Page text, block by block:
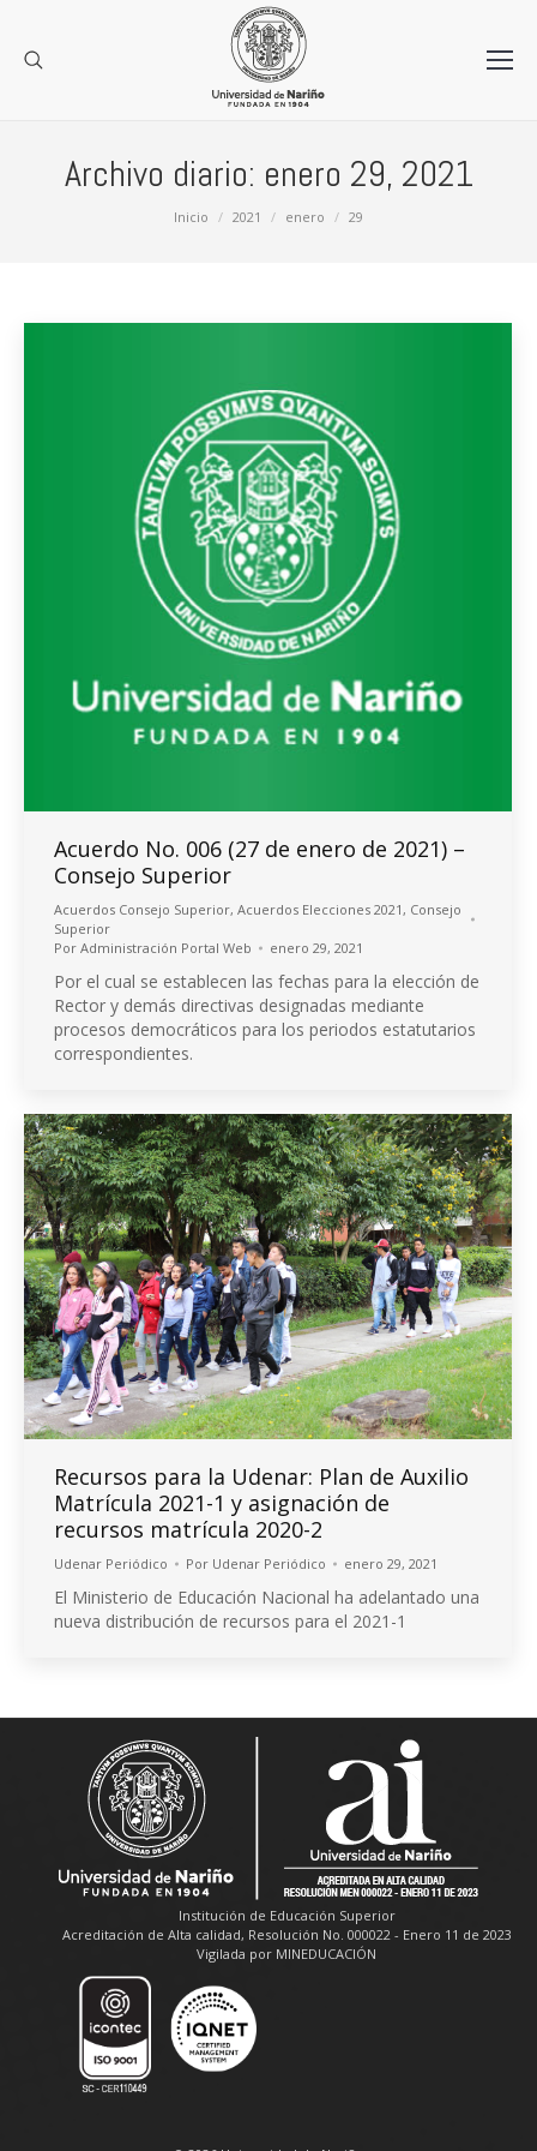
Archivo diario: enero 29, 2021
Inicio 2021 enero 29
Acuerdo No. 006 (27 de enero de 2021) –
Consejo Superior
Acuerdos Consejo Superior, Acuerdos Elecciones 2021, Consejo
Superior
Por Administración Portal Web enero 29, 2021
Por el cual se establecen las fechas para la elección de
Rector y demás directivas designadas mediante
procesos democráticos para los periodos estatutarios
correspondientes.
Recursos para la Udenar: Plan de Auxilio
Matrícula 2021-1 y asignación de
recursos matrícula 2020-2
Udenar Periódico Por Udenar Periódico enero 29, 2021
El Ministerio de Educación Nacional ha adelantado una
nueva distribución de recursos para el 2021-1
Institución de Educación Superior
Acreditación de Alta calidad, Resolución No. 000022 - Enero 11 de 2023
Vigilada por MINEDUCACIÓN